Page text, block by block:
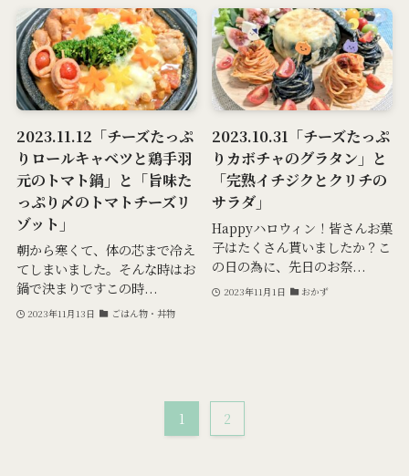
2023.11.12「チーズたっぷ
りロールキャベツと鶏手羽
元のトマト鍋」と「旨味た
っぷり〆のトマトチーズリ
ゾット」
朝から寒くて、体の芯まで冷え
てしまいました。そんな時はお
鍋で決まりですこの時...
2023年11月13日 ごはん物・丼物
2023.10.31「チーズたっぷ
りカボチャのグラタン」と
「完熟イチジクとクリチの
サラダ」
Happyハロウィン！皆さんお菓
子はたくさん貰いましたか？こ
の日の為に、先日のお祭...
2023年11月1日 おかず
1 2